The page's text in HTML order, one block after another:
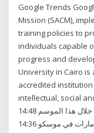
Google Trends
Mission (SACM),
training policies to
individuals capable
progress and
University in Cairo is
accredited
intellectual, social
فرنسا تستعبد فتح مراكز التزلج في البلاد خلال هذا الموسم 14:48 gmt
بوغدانوف يلتقي سفير الإمارات في موسكو 14:36 gmt شاهد.. "الحقيبة